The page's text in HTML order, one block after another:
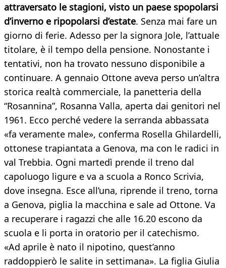
attraversato le stagioni, visto un paese spopolarsi
d’inverno e ripopolarsi d’estate. Senza mai fare un
giorno di ferie. Adesso per la signora Jole, l’attuale
titolare, è il tempo della pensione. Nonostante i
tentativi, non ha trovato nessuno disponibile a
continuare. A gennaio Ottone aveva perso un’altra
storica realtà commerciale, la panetteria della
“Rosannina”, Rosanna Valla, aperta dai genitori nel
1961. Ecco perché vedere la serranda abbassata
«fa veramente male», conferma Rosella Ghilardelli,
ottonese trapiantata a Genova, ma con le radici in
val Trebbia. Ogni martedì prende il treno dal
capoluogo ligure e va a scuola a Ronco Scrivia,
dove insegna. Esce all’una, riprende il treno, torna
a Genova, piglia la macchina e sale ad Ottone. Va
a recuperare i ragazzi che alle 16.20 escono da
scuola e li porta in oratorio per il catechismo.
«Ad aprile è nato il nipotino, quest’anno
raddoppierò le salite in settimana». La figlia Giulia